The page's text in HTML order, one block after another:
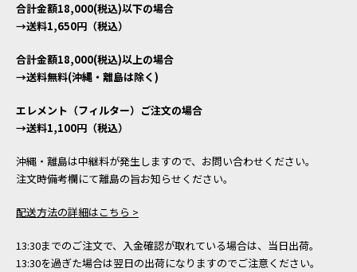
合計金額18,000(税込)以下の場合
→送料1,650円（税込）
合計金額18,000(税込)以上の場合
→送料無料(沖縄・離島は除く)
エレメント（フィルター）ご注文の場合
→送料1,100円（税込）
沖縄・離島は中継料が発生しますので、お問い合わせください。
注文時備考欄にて離島の旨お知らせください。
配送方法の詳細はこちら >
13:30までのご注文で、入金確認が取れている場合は、当日出荷。
13:30を過ぎた場合は翌日の出荷になりますのでご注意ください。